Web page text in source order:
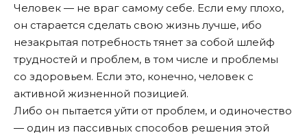
Человек — не враг самому себе. Если ему плохо,
он старается сделать свою жизнь лучше, ибо
незакрытая потребность тянет за собой шлейф
трудностей и проблем, в том числе и проблемы
со здоровьем. Если это, конечно, человек с
активной жизненной позицией.
Либо он пытается уйти от проблем, и одиночество
— один из пассивных способов решения этой